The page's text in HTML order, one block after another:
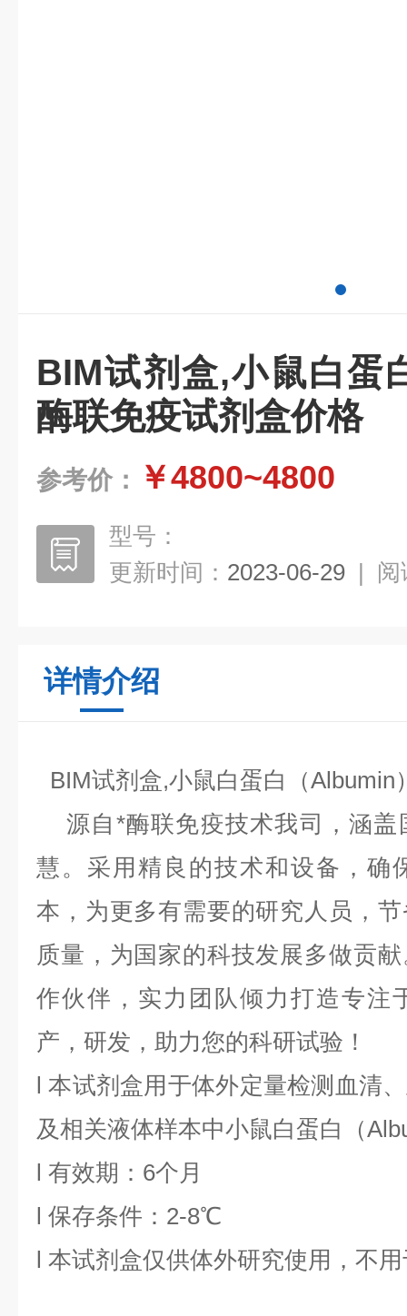
BIM试剂盒,小鼠白蛋
酶联免疫试剂盒价格
参考价： ￥4800~4800
型号：
更新时间： 2023-06-29 | 阅
详情介绍
BIM试剂盒,小鼠白蛋白（Albumin
源自*酶联免疫技术我司，涵盖
慧。采用精良的技术和设备，确
本，为更多有需要的研究人员，
质量，为国家的科技发展多做贡
作伙伴，实力团队倾力打造专注
产，研发，助力您的科研试验！
l本试剂盒用于体外定量检测血清
及相关液体样本中小鼠白蛋白 （
l 有效期：6个月
l 保存条件： 2-8℃
l 本试剂盒仅供体外研究使用，不